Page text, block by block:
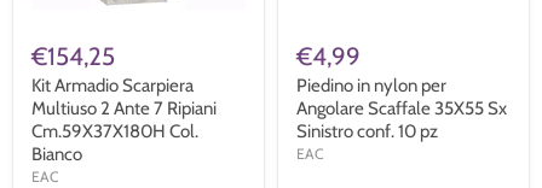
€154,25
Kit Armadio Scarpiera
Multiuso 2 Ante 7 Ripiani
Cm.59X37X180H Col.
Bianco
EAC
€4,99
Piedino in nylon per
Angolare Scaffale 35X55 Sx
Sinistro conf. 10 pz
EAC